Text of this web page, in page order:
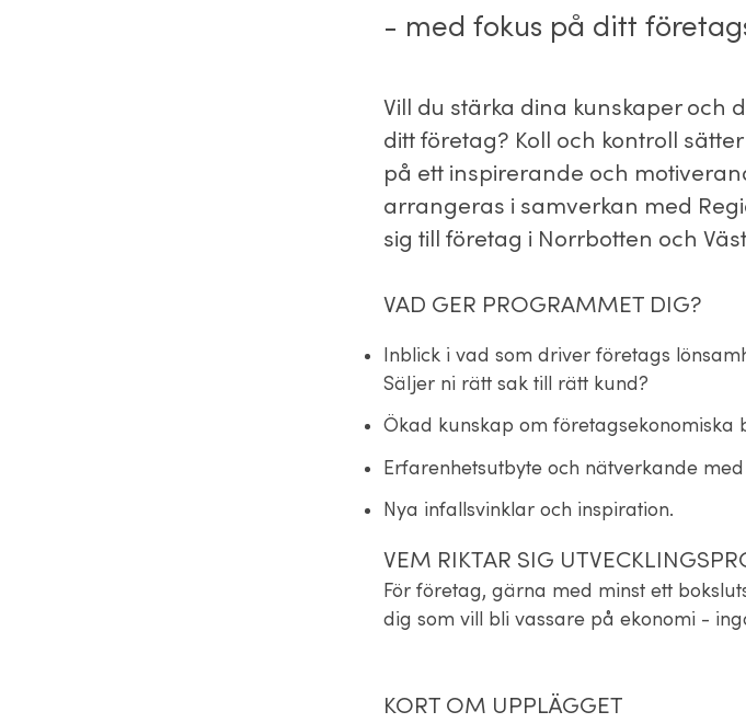
- med fokus på ditt
Vill du stärka dina kunskaper och
ditt företag? Koll och kontroll
på ett inspirerande och
arrangeras i samverkan med
sig till företag i Norrbotten och
VAD GER PROGRAMMET DIG?
Inblick i vad som driver företags
Säljer ni rätt sak till rätt kund?
Ökad kunskap om företagsekonomiska
Erfarenhetsutbyte och nätverkande
Nya infallsvinklar och inspiration.
VEM RIKTAR SIG
För företag, gärna med minst ett
dig som vill bli vassare på ekonomi -
KORT OM UPPLÄGGET